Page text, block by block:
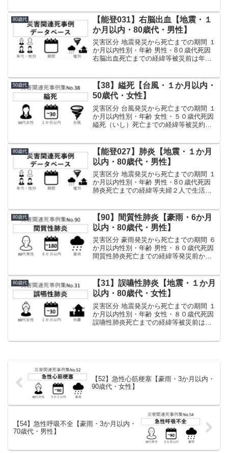
雨の影響により生じた河川氾濫で自宅が
床上浸水。ゴムボ...
80歳代
【能登031】右脳出血【地震・１
か月以内・80歳代・男性】
災害区分 地震発災から死亡までの期間 １
か月以内性別・年齢 男性・8０歳代死因
右脳出血死亡までの経緯等被災前は年末
で元気に過ごしていた。高齢ではあった
が、普段の生活で...
50歳代
【38】縊死【台風・１か月以内・
50歳代・女性】
災害区分 台風発災から死亡までの期間 １
か月以内性別・年齢 女性・５０歳代死因
縊死（いし）死亡までの経緯等被災約３
避難指示を受け自宅近くのアパート２階
に避難。自宅は床...
80歳代
【能登027】肺炎【地震・１か月
以内・80歳代・男性】
災害区分 地震発災から死亡までの期間 １
か月以内性別・年齢 男性・8０歳代死因
肺炎死亡までの経緯等夫婦２人で生活
倒し頭を打撲したため受診、そのまま病
院に避難する。咳が...
80歳代
【90】間質性肺炎【豪雨・6か月
以内・80歳代・男性】
災害区分 豪雨発災から死亡までの期間 ６
か月以内性別・年齢 男性・８０歳代死因
間質性肺炎死亡までの経緯等発災前から
活していた。発災時は親族５人で小学校
へ避難した。約１...
80歳代
【31】誤嚥性肺炎【地震・１か月
以内・80歳代・女性】
災害区分 地震発災から死亡までの期間 １
か月以内性別・年齢 女性・８０歳代死因
誤嚥性肺炎死亡までの経緯等被災前は、
【52】急性心筋梗塞【豪雨・3か月以内・
90歳代・女性】
【54】急性呼吸不全【豪雨・3か月以内・
70歳代・男性】